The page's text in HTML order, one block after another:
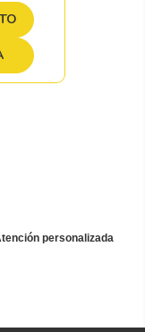
personalizada